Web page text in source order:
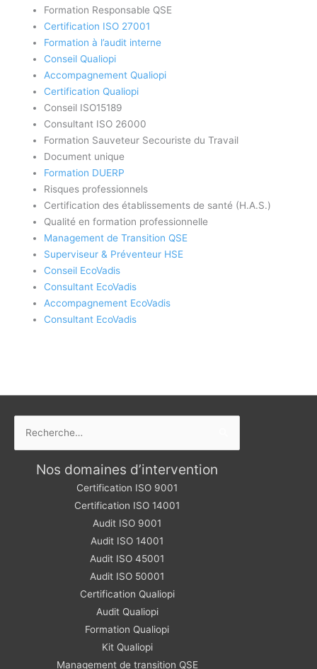
Formation Responsable QSE
Certification ISO 27001
Formation à l’audit interne
Conseil Qualiopi
Accompagnement Qualiopi
Certification Qualiopi
Conseil ISO15189
Consultant ISO 26000
Formation Sauveteur Secouriste du Travail
Document unique
Formation DUERP
Risques professionnels
Certification des établissements de santé (H.A.S.)
Qualité en formation professionnelle
Management de Transition QSE
Superviseur & Préventeur HSE
Conseil EcoVadis
Consultant EcoVadis
Accompagnement EcoVadis
Consultant EcoVadis
Nos domaines d’intervention
Certification ISO 9001
Certification ISO 14001
Audit ISO 9001
Audit ISO 14001
Audit ISO 45001
Audit ISO 50001
Certification Qualiopi
Audit Qualiopi
Formation Qualiopi
Kit Qualiopi
Management de transition QSE